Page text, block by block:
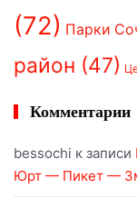
(72) Парки
район (47)
Комментарии
bessochi к записи
Юрт — Пикет —